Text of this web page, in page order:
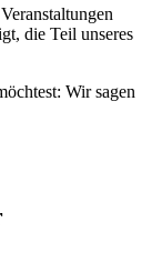
die Teil unseres
Wir sagen